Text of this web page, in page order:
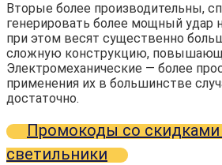
Вторые более производительны,
генерировать более мощный удар
при этом весят существенно
сложную конструкцию,
Электромеханические — более
применения их в большинстве
достаточно.
Промокоды со скидками
светильники